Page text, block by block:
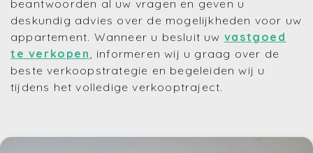
beantwoorden al uw vragen en geven u
deskundig advies over de mogelijkheden voor uw
appartement. Wanneer u besluit uw vastgoed
te verkopen
, informeren wij u graag over de
beste verkoopstrategie en begeleiden wij u
tijdens het volledige verkooptraject.